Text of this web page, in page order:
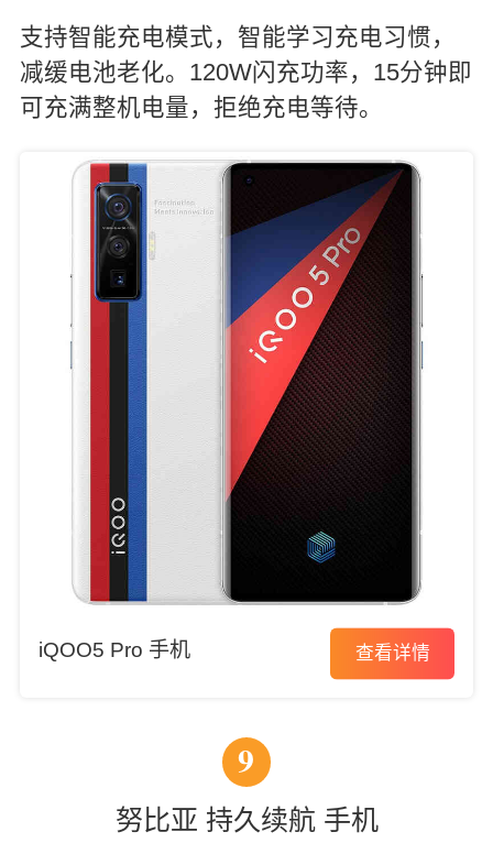
支持智能充电模式，智能学习充电习惯，
减缓电池老化。120W闪充功率，15分钟即
可充满整机电量，拒绝充电等待。
iQOO5 Pro 手机 查看详情
9
努比亚 持久续航 手机